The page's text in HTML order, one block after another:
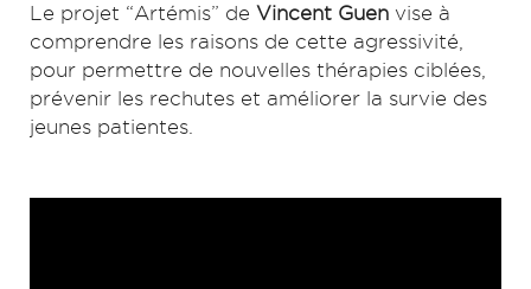
Le projet “Artémis” de Vincent Guen vise à
comprendre les raisons de cette agressivité,
pour permettre de nouvelles thérapies ciblées,
prévenir les rechutes et améliorer la survie des
jeunes patientes.